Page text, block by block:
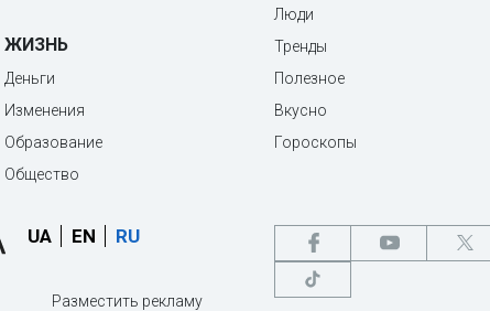
ЖИЗНЬ
Деньги
Изменения
Образование
Общество
Люди
Тренды
Полезное
Вкусно
Гороскопы
UA EN RU
Разместить рекламу